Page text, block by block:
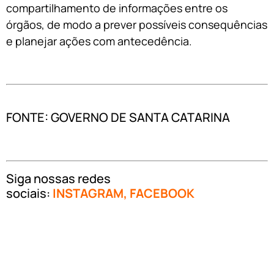
compartilhamento de informações entre os
órgãos, de modo a prever possíveis consequências
e planejar ações com antecedência.
FONTE: GOVERNO DE SANTA CATARINA
Siga nossas redes
sociais: INSTAGRAM, FACEBOOK